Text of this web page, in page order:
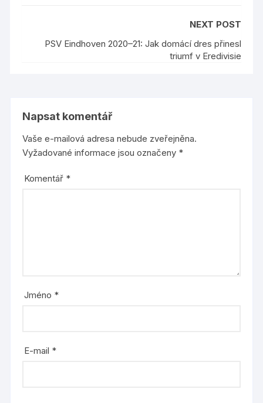
NEXT POST
PSV Eindhoven 2020–21: Jak domácí dres přinesl
triumf v Eredivisie
Napsat komentář
Vaše e-mailová adresa nebude zveřejněna.
Vyžadované informace jsou označeny *
Komentář *
Jméno *
E-mail *